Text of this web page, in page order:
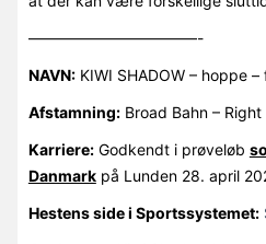
———————————-
NAVN:KIWI SHADOW – hoppe
Afstamning:Broad Bahn – Right
Karriere:Godkendt i prøveløb
Danmarkpå Lunden 28. april
Hestens side i Sportssystemet: